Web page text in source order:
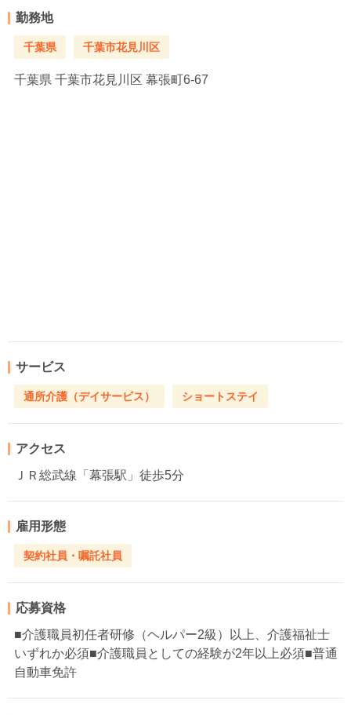
勤務地
千葉県 千葉市花見川区
千葉県 千葉市花見川区 幕張町6-67
サービス
通所介護（デイサービス） ショートステイ
アクセス
ＪＲ総武線「幕張駅」徒歩5分
雇用形態
契約社員・嘱託社員
応募資格
■介護職員初任者研修（ヘルパー2級）以上、介護福祉士
いずれか必須■介護職員としての経験が2年以上必須■普通
自動車免許